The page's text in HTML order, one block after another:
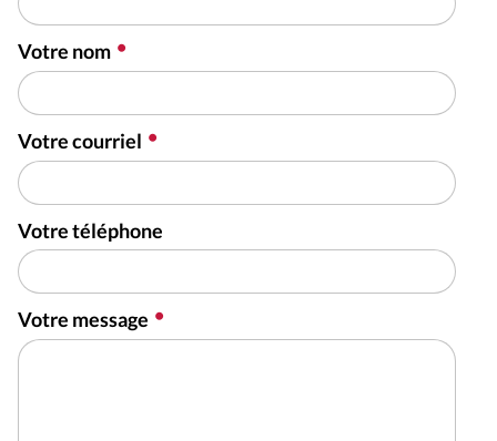
Votre nom
Votre courriel
Votre téléphone
Votre message